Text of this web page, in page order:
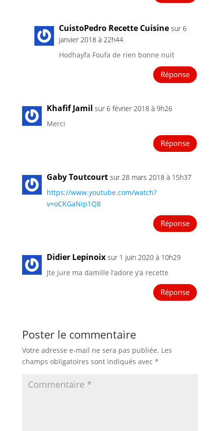
CuistoPedro Recette Cuisine sur 6
janvier 2018 à 22h44
Hodhayfa Foufa de rien bonne nuit
Réponse
Khafif Jamil sur 6 février 2018 à 9h26
Merci
Réponse
Gaby Toutcourt sur 28 mars 2018 à 15h37
https://www.youtube.com/watch?
v=oCKGaNip1Q8
Réponse
Didier Lepinoix sur 1 juin 2020 à 10h29
Jte jure ma damille l’adore y’a recette
Réponse
Poster le commentaire
Votre adresse e-mail ne sera pas publiée. Les
champs obligatoires sont indiqués avec *